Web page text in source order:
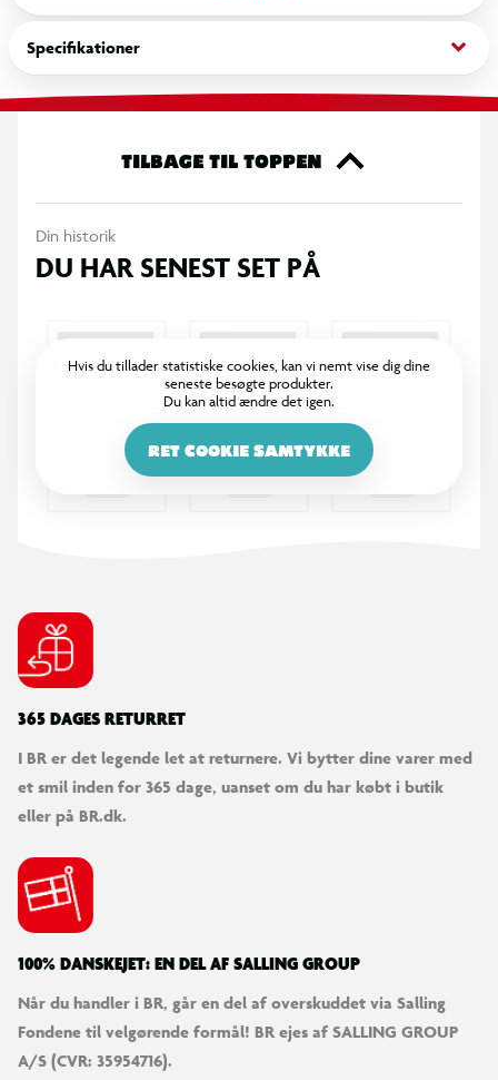
ravage. Efter årtier med at perfektionere kunsten at være
dejligt ubehagelige mærkværdigheder, er disse ældre væsner
den ultimative opskrift på katastrofe forklædt som søde
gamle bamser, der "bare vil knibe dig i kinden.
OBS! Varen er assorteret, og en bestemt variant kan ikke
Specifikationer keyboard_arrow_down
TILBAGE TIL TOPPEN
Din historik
DU HAR SENEST SET PÅ
Hvis du tillader statistiske cookies, kan vi nemt vise dig dine
seneste besøgte produkter.
Du kan altid ændre det igen.
RET COOKIE SAMTYKKE
365 DAGES RETURRET
I BR er det legende let at returnere. Vi bytter dine varer med
et smil inden for 365 dage, uanset om du har købt i butik
eller på BR.dk.
100% DANSKEJET: EN DEL AF SALLING GROUP
Når du handler i BR, går en del af overskuddet via Salling
Fondene til velgørende formål! BR ejes af SALLING GROUP
A/S (CVR: 35954716).